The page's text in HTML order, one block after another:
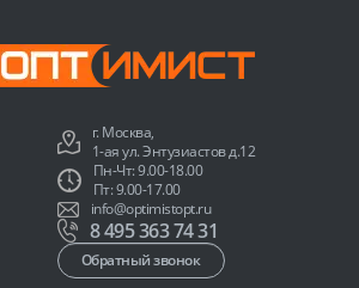
г. Москва,
1-ая ул. Энтузиастов д.12
Пн-Чт: 9.00-18.00
Пт: 9.00-17.00
info@optimistopt.ru
8 495 363 74 31
Обратный звонок